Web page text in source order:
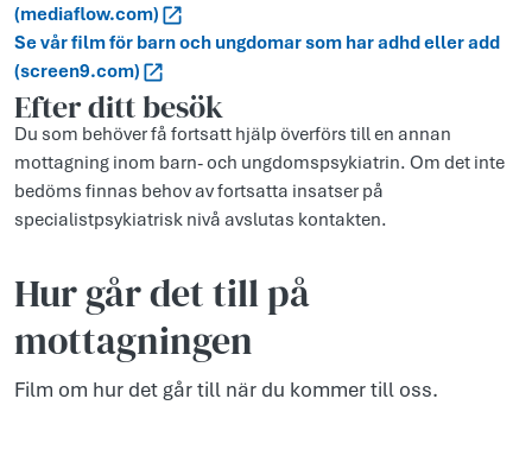
(mediaflow.com)
Se vår film för barn och ungdomar som har adhd eller add
(screen9.com)
Efter ditt besök
Du som behöver få fortsatt hjälp överförs till en annan
mottagning inom barn- och ungdomspsykiatrin. Om det inte
bedöms finnas behov av fortsatta insatser på
specialistpsykiatrisk nivå avslutas kontakten.
Hur går det till på
mottagningen
Film om hur det går till när du kommer till oss.